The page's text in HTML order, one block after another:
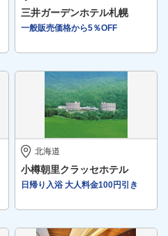
三井ガーデンホテル札幌
一般販売価格から5％OFF
北海道
小樽朝里クラッセホテル
日帰り入浴 大人料金100円引き